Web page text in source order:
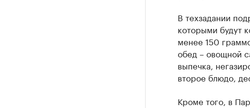
В техзадании
которыми будут
менее 150
обед – овощной
выпечка,
второе блюдо,
Кроме того, в